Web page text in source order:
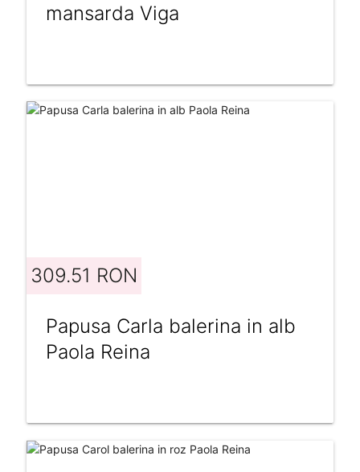
mansarda Viga
309.51 RON
Papusa Carla balerina in alb
Paola Reina